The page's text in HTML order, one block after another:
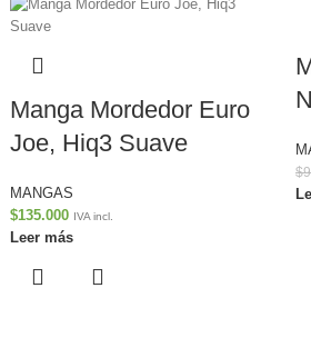
Manga Mordedor Euro
Joe, Hiq3 Suave
MANGAS
$135.000 IVA incl.
Leer más
$